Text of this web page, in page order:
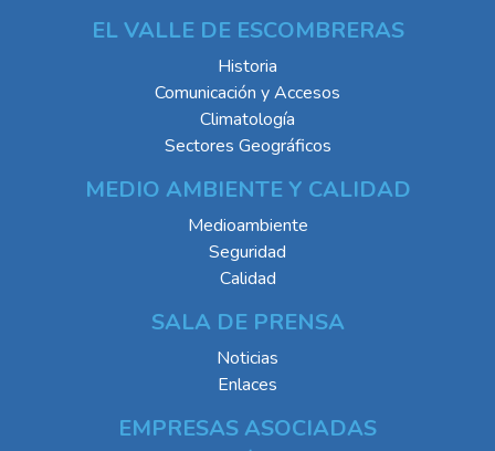
EL VALLE DE ESCOMBRERAS
Historia
Comunicación y Accesos
Climatología
Sectores Geográficos
MEDIO AMBIENTE Y CALIDAD
Medioambiente
Seguridad
Calidad
SALA DE PRENSA
Noticias
Enlaces
EMPRESAS ASOCIADAS